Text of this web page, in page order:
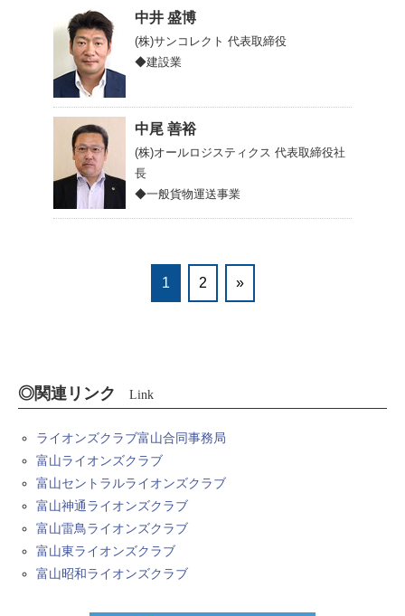
中井 盛博
(株)サンコレクト 代表取締役
◆建設業
中尾 善裕
(株)オールロジスティクス 代表取締役社
長
◆一般貨物運送事業
1 2 »
◎関連リンク Link
ライオンズクラブ富山合同事務局
富山ライオンズクラブ
富山セントラルライオンズクラブ
富山神通ライオンズクラブ
富山雷鳥ライオンズクラブ
富山東ライオンズクラブ
富山昭和ライオンズクラブ